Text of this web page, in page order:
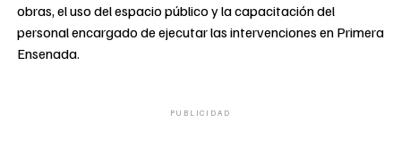
obras, el uso del espacio público y la capacitación del
personal encargado de ejecutar las intervenciones en Primera
Ensenada.
PUBLICIDAD